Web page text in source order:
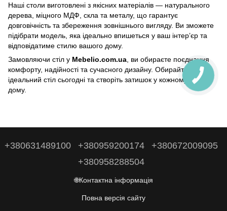
Наші столи виготовлені з якісних матеріалів — натурального
дерева, міцного МДФ, скла та металу, що гарантує
довговічність та збереження зовнішнього вигляду. Ви зможете
підібрати модель, яка ідеально впишеться у ваш інтер’єр та
відповідатиме стилю вашого дому.
Замовляючи стіл у Mebelio.com.ua , ви обираєте поєднання
комфорту, надійності та сучасного дизайну. Обирайте свій
ідеальний стіл сьогодні та створіть затишок у кожному куточку
дому.
+380631489100 +380959200174
+380672009095
+380958288504
🌐Контактна інформація
Повна версія сайту